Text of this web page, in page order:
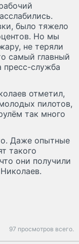
было тяжело
Но мы
не теряли
самый главный
пресс-служба
отметил,
пилотов,
так много
Даже опытные
такого
они получили
97 просмотров всего.